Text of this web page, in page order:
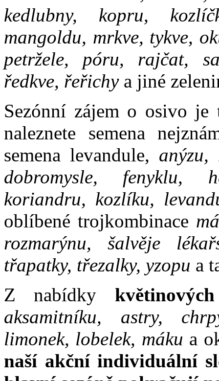
kedlubny, kopru,
mangoldu, mrkve, tykve,
petržele, póru, rajčat,
ředkve, řeřichya jiné
Sezónní zájem o osivo
naleznete semena
semena levandule, anýzu,
dobromysle, fenyklu,
koriandru, kozlíku,
oblíbené trojkombinace
rozmarýnu, šalvěje
třapatky, třezalky, yzopu a
Z nabídky
aksamitníku, astry,
limonek, lobelek, máku a
naší akční individuální